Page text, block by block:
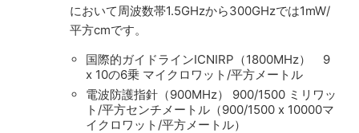
において周波数帯1.5GHzから300GHzでは1mW/
平方cmです。
国際的ガイドラインICNIRP（1800MHz） 9
x 10の6乗 マイクロワット/平方メートル
電波防護指針（900MHz） 900/1500 ミリワッ
ト/平方センチメートル（900/1500 x 10000マ
イクロワット/平方メートル）